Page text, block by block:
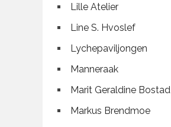
Lille Atelier
Line S. Hvoslef
Lychepaviljongen
Manneraak
Marit Geraldine Bostad
Markus Brendmoe